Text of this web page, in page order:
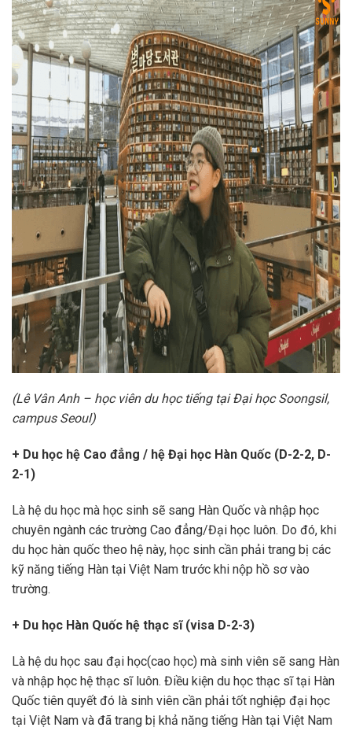
(Lê Vân Anh – học viên du học tiếng tại Đại học Soongsil,
campus Seoul)
+ Du học hệ Cao đẳng / hệ Đại học Hàn Quốc (D-2-2, D-
2-1)
Là hệ du học mà học sinh sẽ sang Hàn Quốc và nhập học
chuyên ngành các trường Cao đẳng/Đại học luôn. Do đó, khi
du học hàn quốc theo hệ này, học sinh cần phải trang bị các
kỹ năng tiếng Hàn tại Việt Nam trước khi nộp hồ sơ vào
trường.
+ Du học Hàn Quốc hệ thạc sĩ (visa D-2-3)
Là hệ du học sau đại học(cao học) mà sinh viên sẽ sang Hàn
và nhập học hệ thạc sĩ luôn. Điều kiện du học thạc sĩ tại Hàn
Quốc tiên quyết đó là sinh viên cần phải tốt nghiệp đại học
tại Việt Nam và đã trang bị khả năng tiếng Hàn tại Việt Nam